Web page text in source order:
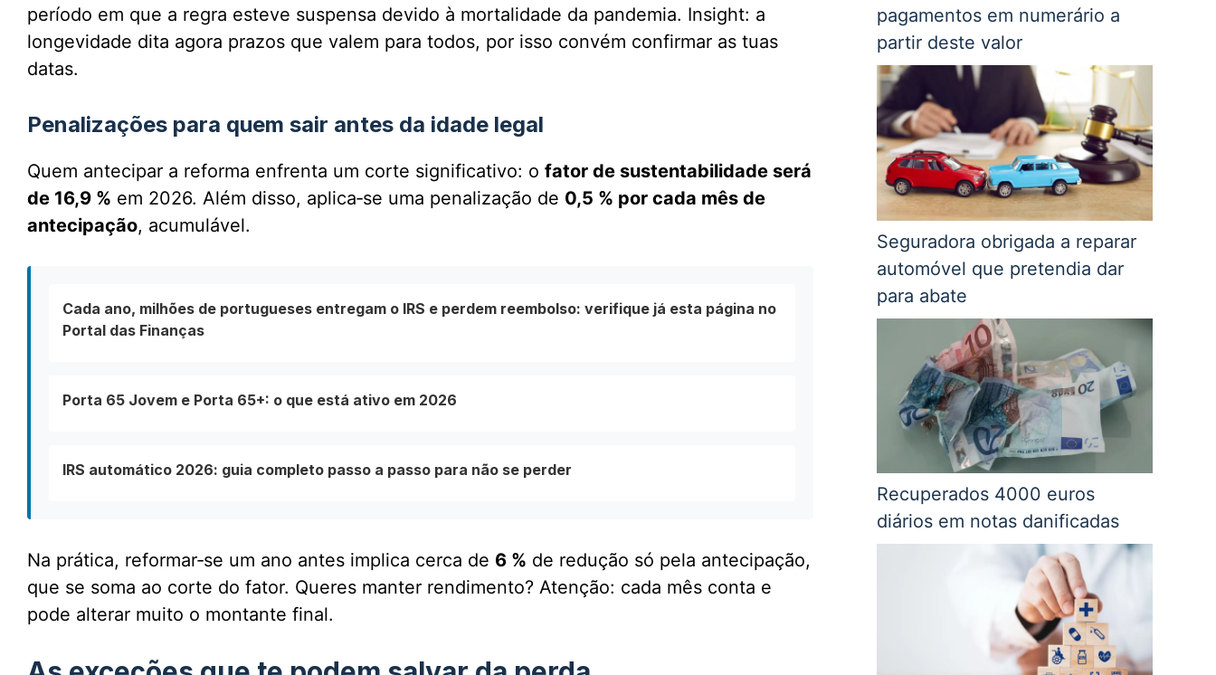
período em que a regra esteve suspensa devido à mortalidade da pandemia. Insight: a
longevidade dita agora prazos que valem para todos, por isso convém confirmar as tuas
datas.
Penalizações para quem sair antes da idade legal
Quem antecipar a reforma enfrenta um corte significativo: o fator de sustentabilidade será
de 16,9 % em 2026. Além disso, aplica‑se uma penalização de 0,5 % por cada mês de
antecipação, acumulável.
Cada ano, milhões de portugueses entregam o IRS e perdem reembolso: verifique já esta página no
Portal das Finanças
Porta 65 Jovem e Porta 65+: o que está ativo em 2026
IRS automático 2026: guia completo passo a passo para não se perder
Na prática, reformar‑se um ano antes implica cerca de 6 % de redução só pela antecipação,
que se soma ao corte do fator. Queres manter rendimento? Atenção: cada mês conta e
pode alterar muito o montante final.
pagamentos em numerário a
partir deste valor
Seguradora obrigada a reparar
automóvel que pretendia dar
para abate
Recuperados 4000 euros
diários em notas danificadas